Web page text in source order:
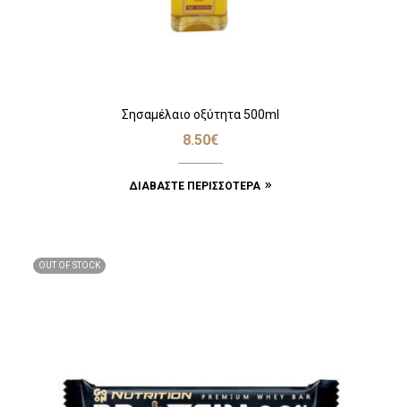
Σησαμέλαιο οξύτητα 500ml
8.50€
ΔΙΑΒΆΣΤΕ ΠΕΡΙΣΣΌΤΕΡΑ
OUT OF STOCK